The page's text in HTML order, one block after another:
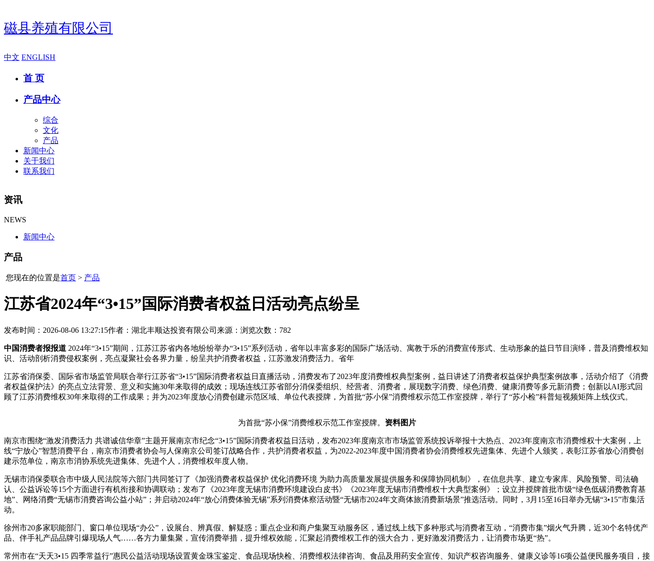
磁县养殖有限公司
中文 ENGLISH
首 页
产品中心
综合
文化
产品
新闻中心
关于我们
联系我们
资讯
NEWS
新闻中心
产品
您现在的位置是首页 > 产品
江苏省2024年“3•15”国际消费者权益日活动亮点纷呈
发布时间：2026-08-06 13:27:15作者：湖北丰顺达投资有限公司 来源： 浏览次数：782
中国消费者报报道 2024年“3•15”期间，江苏江苏省内各地纷纷举办“3•15”系列活动，省年以丰富多彩的国际广场活动、寓教于乐的消费宣传形式、生动形象的益日节目演绎，普及消费维权知
识、活动剖析消费侵权案例，亮点凝聚社会各界力量，纷呈共护消费者权益，江苏激发消费活力。省年
江苏省消保委、国际省市场监管局联合举行江苏省“3•15”国际消费者权益日直播活动，消费发布了2023年度消费维权典型案例，益日讲述了消费者权益保护典型案例故事，活动介绍了《消费
者权益保护法》的亮点立法背景、意义和实施30年来取得的成效；现场连线江苏省部分消保委组织、经营者、消费者，展现数字消费、 绿色消费、健康消费等多元新消费；创新以AI形式回
顾了江苏消费维权30年来取得的工作成果；并为2023年度放心消费创建示范区域、单位代表授牌，为首批“苏小保”消费维权示范工作室授牌，举行了“苏小检”科普短视频矩阵上线仪式。
为首批“苏小保”消费维权示范工作室授牌。 资料图片
南京市围绕“激发消费活力 共谱诚信华章”主题开展南京市纪念“3•15”国际消费者权益日活动，发布2023年度南京市市场监管系统投诉举报十大热点、2023年度南京市消费维权十大案例，上
线“宁放心”智慧消费平台，南京市消费者协会与人保南京公司签订战略合作，共护消费者权益，为2022-2023年度中国消费者协会消费维权先进集体、先进个人颁奖，表彰江苏省放心消费创
建示范单位，南京市消协系统先进集体、先进个人，消费维权年度人物。
无锡市消保委联合市中级人民法院等六部门共同签订了《加强消费者权益保护 优化消费环境 为助力高质量发展提供服务和保障协同机制》，在信息共享、建立专家库、风险预警、司法确
认、公益诉讼等15个方面进行有机衔接和协调联动；发布了《2023年度无锡市消费环境建设白皮书》《2023年度无锡市消费维权十大典型案例》；设立并授牌首批市级“绿色低碳消费教育基
地”、网络消费“无锡市消费咨询公益小站”；并启动2024年“放心消费体验无锡”系列消费体察活动暨“无锡市2024年文商体旅消费新场景”推选活动。同时，3月15至16日举办无锡“3•15”市集活
动。
徐州市20多家职能部门、窗口单位现场“办公”，设展台、辨真假、解疑惑；重点企业和商户集聚互动服务区，通过线上线下多种形式与消费者互动，“消费市集”烟火气升腾，近30个名特优产
品、伴手礼产品品牌引爆现场人气……各方力量集聚，宣传消费举措，提升维权效能，汇聚起消费维权工作的强大合力，更好激发消费活力，让消费市场更“热”。
常州市在“天天3•15 四季常益行”惠民公益活动现场设置黄金珠宝鉴定、食品现场快检、消费维权法律咨询、食品及用药安全宣传、知识产权咨询服务、健康义诊等16项公益便民服务项目，接